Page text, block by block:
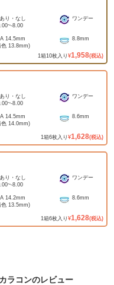
り・なし
~-8.00
ワンデー
14.5mm
色 13.8mm)
8.8mm
1箱10枚入り ¥1,958(税込)
り・なし
~-8.00
ワンデー
14.5mm
色 14.0mm)
8.6mm
1箱6枚入り ¥1,628(税込)
り・なし
~-8.00
ワンデー
14.2mm
色 13.5mm)
8.6mm
1箱6枚入り ¥1,628(税込)
ラコンのレビュー